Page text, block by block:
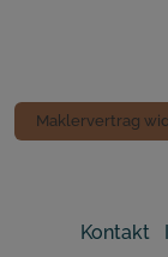
Maklervertrag
Kontakt